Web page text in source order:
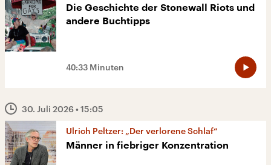
Die Geschichte der Stonewall Riots und
andere Buchtipps
40:33 Minuten
30. Juli 2026• 15:05
Ulrich Peltzer: „Der verlorene Schlaf“
Männer in fiebriger Konzentration